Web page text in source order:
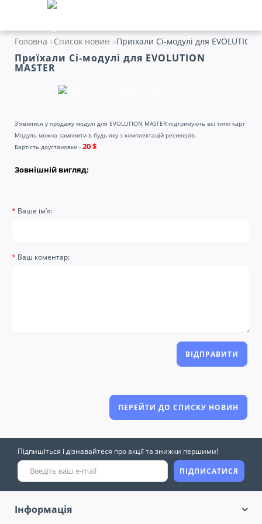
Головна Список новин Приїхали Ci-модулі для EVOLUTION
Приїхали Ci-модулі для EVOLUTION
MASTER
З'явилися у продажу модулі для EVOLUTION MASTER підтримують всі типи карт
Модуль можна замовити в будь-яку з комплектацій ресиверів.
Вартість доустановки - 20 $
Зовнішній вигляд:
Ваше ім’я:
Ваш коментар:
ВІДПРАВИТИ
ПЕРЕЙТИ ДО СПИСКУ НОВИН
Підпишіться і дізнавайтеся про акції та знижки першими!
ПІДПИСАТИСЯ
Інформація